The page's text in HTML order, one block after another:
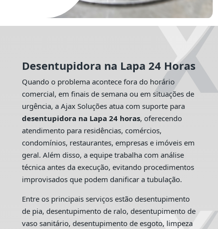
Desentupidora na Lapa 24 Horas
Quando o problema acontece fora do horário
comercial, em finais de semana ou em situações de
urgência, a Ajax Soluções atua com suporte para
desentupidora na Lapa 24 horas, oferecendo
atendimento para residências, comércios,
condomínios, restaurantes, empresas e imóveis em
geral. Além disso, a equipe trabalha com análise
técnica antes da execução, evitando procedimentos
improvisados que podem danificar a tubulação.
Entre os principais serviços estão desentupimento
de pia, desentupimento de ralo, desentupimento de
vaso sanitário, desentupimento de esgoto, limpeza